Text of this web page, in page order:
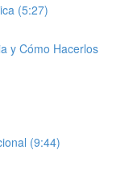
(5:27)
y Cómo Hacerlos
(9:44)